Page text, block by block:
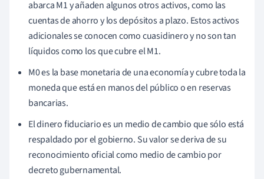
abarca M1 y añaden algunos otros activos, como las
cuentas de ahorro y los depósitos a plazo. Estos activos
adicionales se conocen como cuasidinero y no son tan
líquidos como los que cubre el M1.
M0 es la base monetaria de una economía y cubre toda la
moneda que está en manos del público o en reservas
bancarias.
El dinero fiduciario es un medio de cambio que sólo está
respaldado por el gobierno. Su valor se deriva de su
reconocimiento oficial como medio de cambio por
decreto gubernamental.